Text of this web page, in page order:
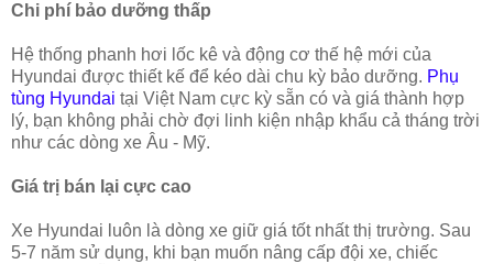
Chi phí bảo dưỡng thấp
Hệ thống phanh hơi lốc kê và động cơ thế hệ mới của
Hyundai được thiết kế để kéo dài chu kỳ bảo dưỡng. Phụ
tùng Hyundai tại Việt Nam cực kỳ sẵn có và giá thành hợp
lý, bạn không phải chờ đợi linh kiện nhập khẩu cả tháng trời
như các dòng xe Âu - Mỹ.
Giá trị bán lại cực cao
Xe Hyundai luôn là dòng xe giữ giá tốt nhất thị trường. Sau
5-7 năm sử dụng, khi bạn muốn nâng cấp đội xe, chiếc